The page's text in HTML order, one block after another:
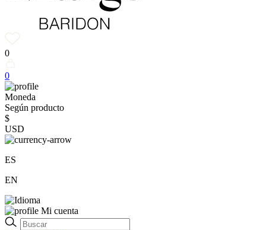
0
0
Moneda
Según producto
$
USD
ES
EN
Mi cuenta